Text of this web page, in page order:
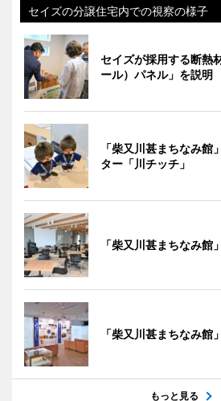
セイズの分譲住宅内での視察の様子
セイズが採用する断熱
ール）パネル」を説明
「柴又川甚まちなみ館
ター「川チッチ」
「柴又川甚まちなみ館
「柴又川甚まちなみ館
もっと見る